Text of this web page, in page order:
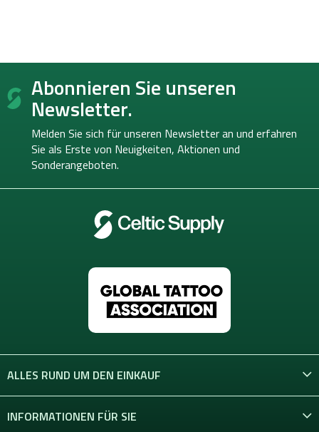
F
ß Abonnieren Sie unseren
Newsletter.
Melden Sie sich für unseren Newsletter an und erfahren
Sie als Erste von Neuigkeiten, Aktionen und
Sonderangeboten.
ALLES RUND UM DEN EINKAUF
INFORMATIONEN FÜR SIE